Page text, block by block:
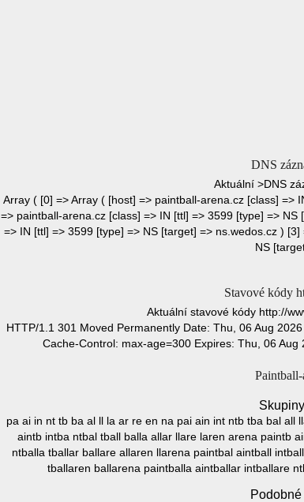
DNS
Aktuální >DNS
Array ( [0] => Array ( [host] => paintball-arena.cz [class] =>
=> paintball-arena.cz [class] => IN [ttl] => 3599 [type] =>
=> IN [ttl] => 3599 [type] => NS [target] => ns.wedos.cz )
NS
Stavové kódy
Aktuální stavové kódy http://
HTTP/1.1 301 Moved Permanently Date: Thu, 06 Aug
Cache-Control: max-age=300 Expires: Thu, 06
pa ai in nt tb ba al ll la ar re en na pai ain int ntb tba bal
aintb intba ntbal tball balla allar llare laren arena paintb
ntballa tballar ballare allaren llarena paintbal aintball
tballaren ballarena paintballa aintballar intballare